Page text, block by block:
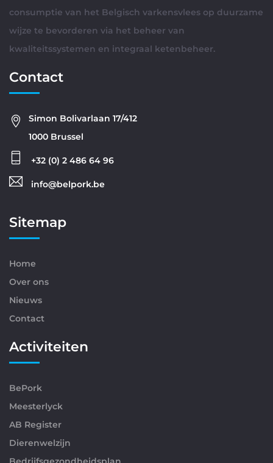
consumptie van het Belgisch varkensvlees op duurzame
wijze te bevorderen via het beheer van
kwaliteitssystemen en integraal ketenbeheer.
Contact
Simon Bolivarlaan 17/412
1000 Brussel
+32 (0) 2 486 64 96
info@belpork.be
Sitemap
Home
Over ons
Nieuws
Contact
Activiteiten
BePork
Meesterlyck
AB Register
Dierenwelzijn